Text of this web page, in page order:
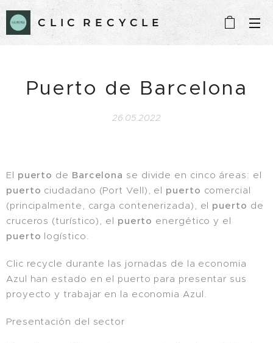
C L I C R E C Y C L E
Puerto de Barcelona
26.05.2022
El puerto de Barcelona se divide en cinco áreas: el
puerto ciudadano (Port Vell), el puerto comercial
(principalmente, carga contenerizada), el puerto de
cruceros (turístico), el puerto energético y el
puerto logístico.
Clic recycle durante las jornadas de la economia
Azul han estado en el puerto para presentar sus
proyecto y trabajar en la economia Azul.
Presentación del sector